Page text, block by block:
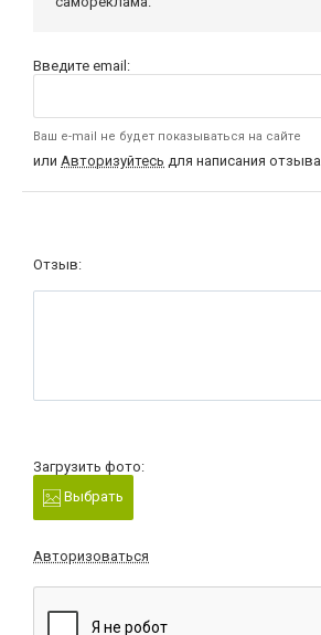
Введите email:
Ваш e-mail не будет показываться на сайте
или Авторизуйтесь для написания отзыва
Отзыв:
Загрузить фото:
Выбрать
Авторизоваться